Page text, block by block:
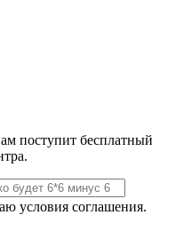
поступит бесплатный
условия соглашения.